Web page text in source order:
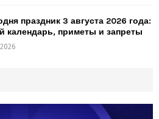
праздник 3 августа 2026 года:
календарь, приметы и запреты